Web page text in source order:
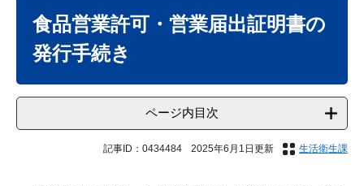
食品営業許可・営業届出証明書の
発行手続き
ページ内目次
記事ID：0434484 2025年6月1日更新 生活衛生課